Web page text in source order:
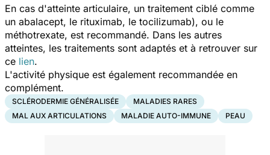
En cas d'atteinte articulaire, un traitement ciblé comme
un abalacept, le rituximab, le tocilizumab), ou le
méthotrexate, est recommandé. Dans les autres
atteintes, les traitements sont adaptés et à retrouver sur
ce lien.
L'activité physique est également recommandée en
complément.
SCLÉRODERMIE GÉNÉRALISÉE
MALADIES RARES
MAL AUX ARTICULATIONS
MALADIE AUTO-IMMUNE PEAU